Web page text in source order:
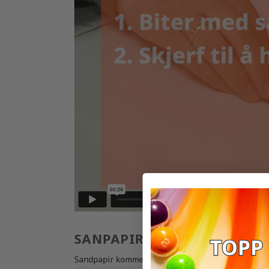
SANPAPIR ER SPENNENDE
Sandpapir kommer i mange varianter. Klarer du å